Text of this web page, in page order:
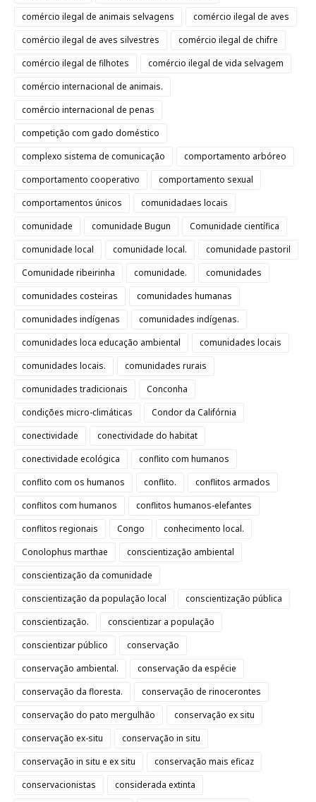
comércio ilegal de animais selvagens
comércio ilegal de aves
comércio ilegal de aves silvestres
comércio ilegal de chifre
comércio ilegal de filhotes
comércio ilegal de vida selvagem
comércio internacional de animais.
comércio internacional de penas
competição com gado doméstico
complexo sistema de comunicação
comportamento arbóreo
comportamento cooperativo
comportamento sexual
comportamentos únicos
comunidadaes locais
comunidade
comunidade Bugun
Comunidade científica
comunidade local
comunidade local.
comunidade pastoril
Comunidade ribeirinha
comunidade.
comunidades
comunidades costeiras
comunidades humanas
comunidades indígenas
comunidades indígenas.
comunidades loca educação ambiental
comunidades locais
comunidades locais.
comunidades rurais
comunidades tradicionais
Conconha
condições micro-climáticas
Condor da Califórnia
conectividade
conectividade do habitat
conectividade ecológica
conflito com humanos
conflito com os humanos
conflito.
conflitos armados
conflitos com humanos
conflitos humanos-elefantes
conflitos regionais
Congo
conhecimento local.
Conolophus marthae
conscientização ambiental
conscientização da comunidade
conscientização da população local
conscientização pública
conscientização.
conscientizar a população
conscientizar público
conservação
conservação ambiental.
conservação da espécie
conservação da floresta.
conservação de rinocerontes
conservação do pato mergulhão
conservação ex situ
conservação ex-situ
conservação in situ
conservação in situ e ex situ
conservação mais eficaz
conservacionistas
considerada extinta